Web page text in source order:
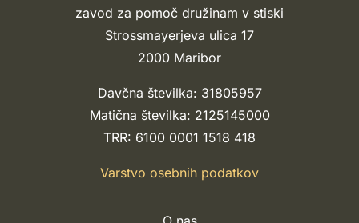
zavod za pomoč družinam v stiski
Strossmayerjeva ulica 17
2000 Maribor
Davčna številka: 31805957
Matična številka: 2125145000
TRR: 6100 0001 1518 418
Varstvo osebnih podatkov